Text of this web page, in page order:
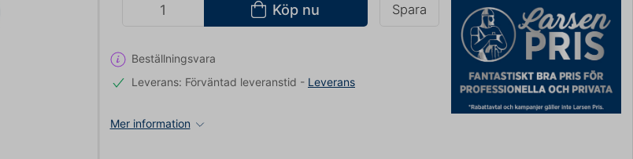
Köp nu Spara
Beställningsvara
Leverans: Förväntad leveranstid - Leverans
Mer information